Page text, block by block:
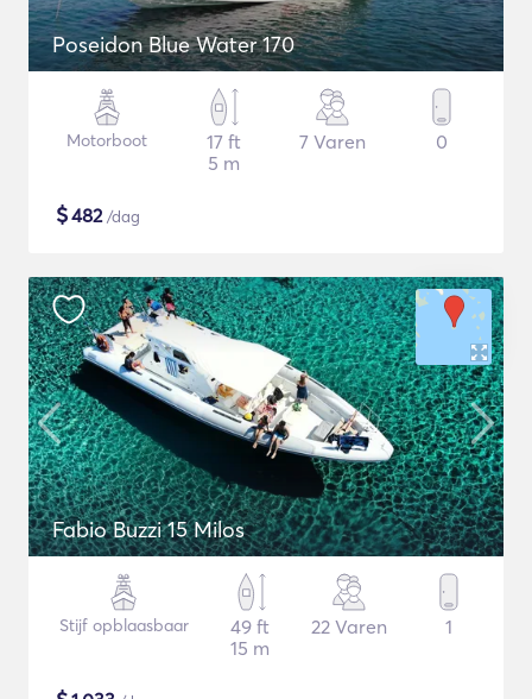
Poseidon Blue Water 170
Motorboot
17 ft
5 m
7 Varen 0
$482/dag
Fabio Buzzi 15 Milos
Stijf opblaasbaar
49 ft
15 m
22 Varen 1